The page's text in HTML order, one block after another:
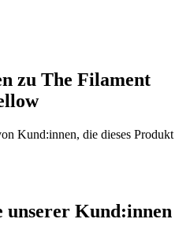
zu The Filament
Kund:innen, die dieses Produkt
Kund:innen